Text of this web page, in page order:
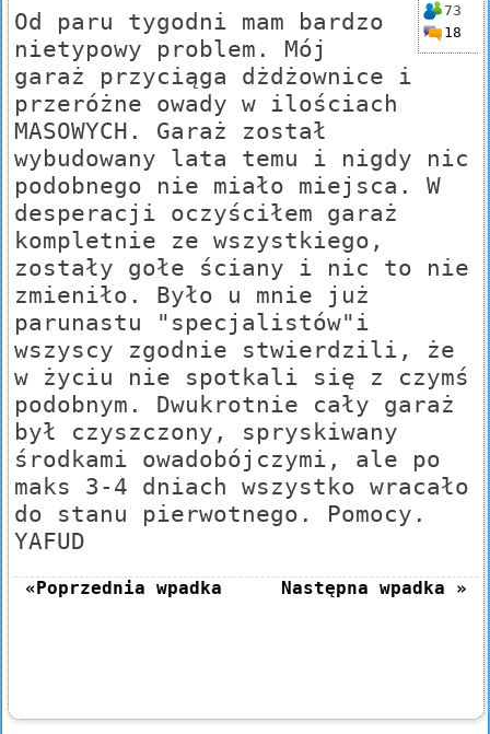
73
18
Od paru tygodni mam bardzo
nietypowy problem. Mój
garaż przyciąga dżdżownice i
przeróżne owady w ilościach
MASOWYCH. Garaż został
wybudowany lata temu i nigdy nic
podobnego nie miało miejsca. W
desperacji oczyściłem garaż
kompletnie ze wszystkiego,
zostały gołe ściany i nic to nie
zmieniło. Było u mnie już
parunastu "specjalistów"i
wszyscy zgodnie stwierdzili, że
w życiu nie spotkali się z czymś
podobnym. Dwukrotnie cały garaż
był czyszczony, spryskiwany
środkami owadobójczymi, ale po
maks 3-4 dniach wszystko wracało
do stanu pierwotnego. Pomocy.
YAFUD
«Poprzednia wpadka Następna wpadka »